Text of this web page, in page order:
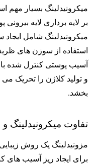
میکرونیدلینگ بسیار مهم
بر لایه برداری لایه
میکرونیدلینگ شامل
استفاده از سوزن های
آسیب پوستی کنترل شده
و تولید کلاژن را تحریک
بخشد.
تفاوت میکرونیدلینگ و
مزونیدلینگ یک روش
برای ایجاد ریز آسیب